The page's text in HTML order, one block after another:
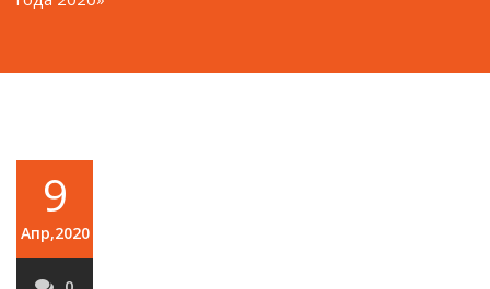
9
Апр,2020